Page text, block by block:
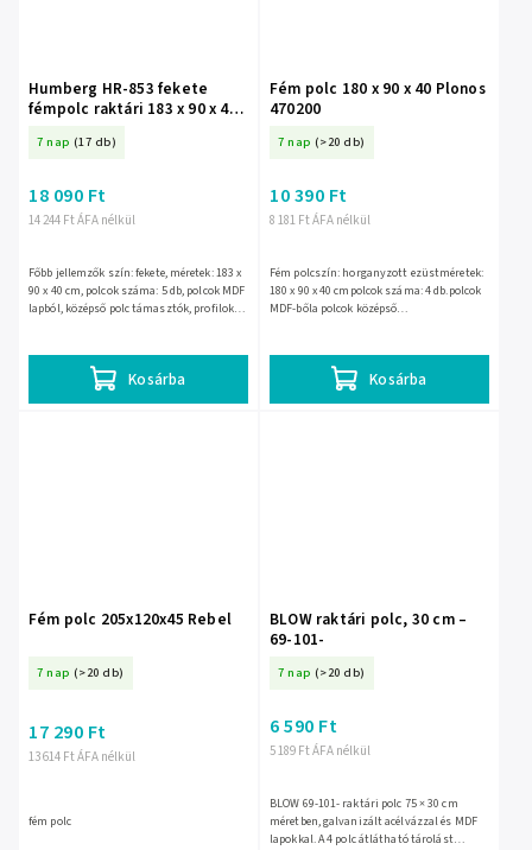
Humberg HR-853 fekete
fémpolc raktári 183 x 90 x 40
7 nap (17 db)
14 244 Ft ÁFA nélkül
18 090 Ft
Kosárba
Főbb jellemzők szín: fekete, méretek: 183 x
90 x 40 cm, polcok száma: 5 db, polcok MDF
lapból, középső polc támasztók, profilok
Fém polc 180 x 90 x 40 Plonos
470200
7 nap (>20 db)
8 181 Ft ÁFA nélkül
10 390 Ft
Kosárba
Fém polcszín: horganyzott ezüstméretek:
180 x 90 x 40 cmpolcok száma: 4 db.polcok
MDF-bőla polcok középső
Fém polc 205x120x45 Rebel
7 nap (>20 db)
13 614 Ft ÁFA nélkül
17 290 Ft
fém polc
BLOW raktári polc, 30 cm –
69-101-
7 nap (>20 db)
5 189 Ft ÁFA nélkül
6 590 Ft
BLOW 69-101- raktári polc 75 × 30 cm
méretben, galvanizált acélvázzal és MDF
lapokkal. A 4 polc átlátható tárolást